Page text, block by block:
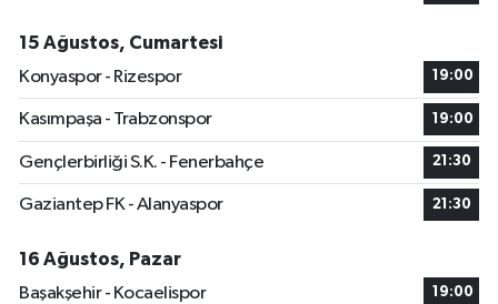
15 Ağustos, Cumartesi
Konyaspor - Rizespor
19:00
Kasımpaşa - Trabzonspor 19:00
Gençlerbirliği S.K. - Fenerbahçe 21:30
Gaziantep FK - Alanyaspor 21:30
16 Ağustos, Pazar
Başakşehir - Kocaelispor
19:00